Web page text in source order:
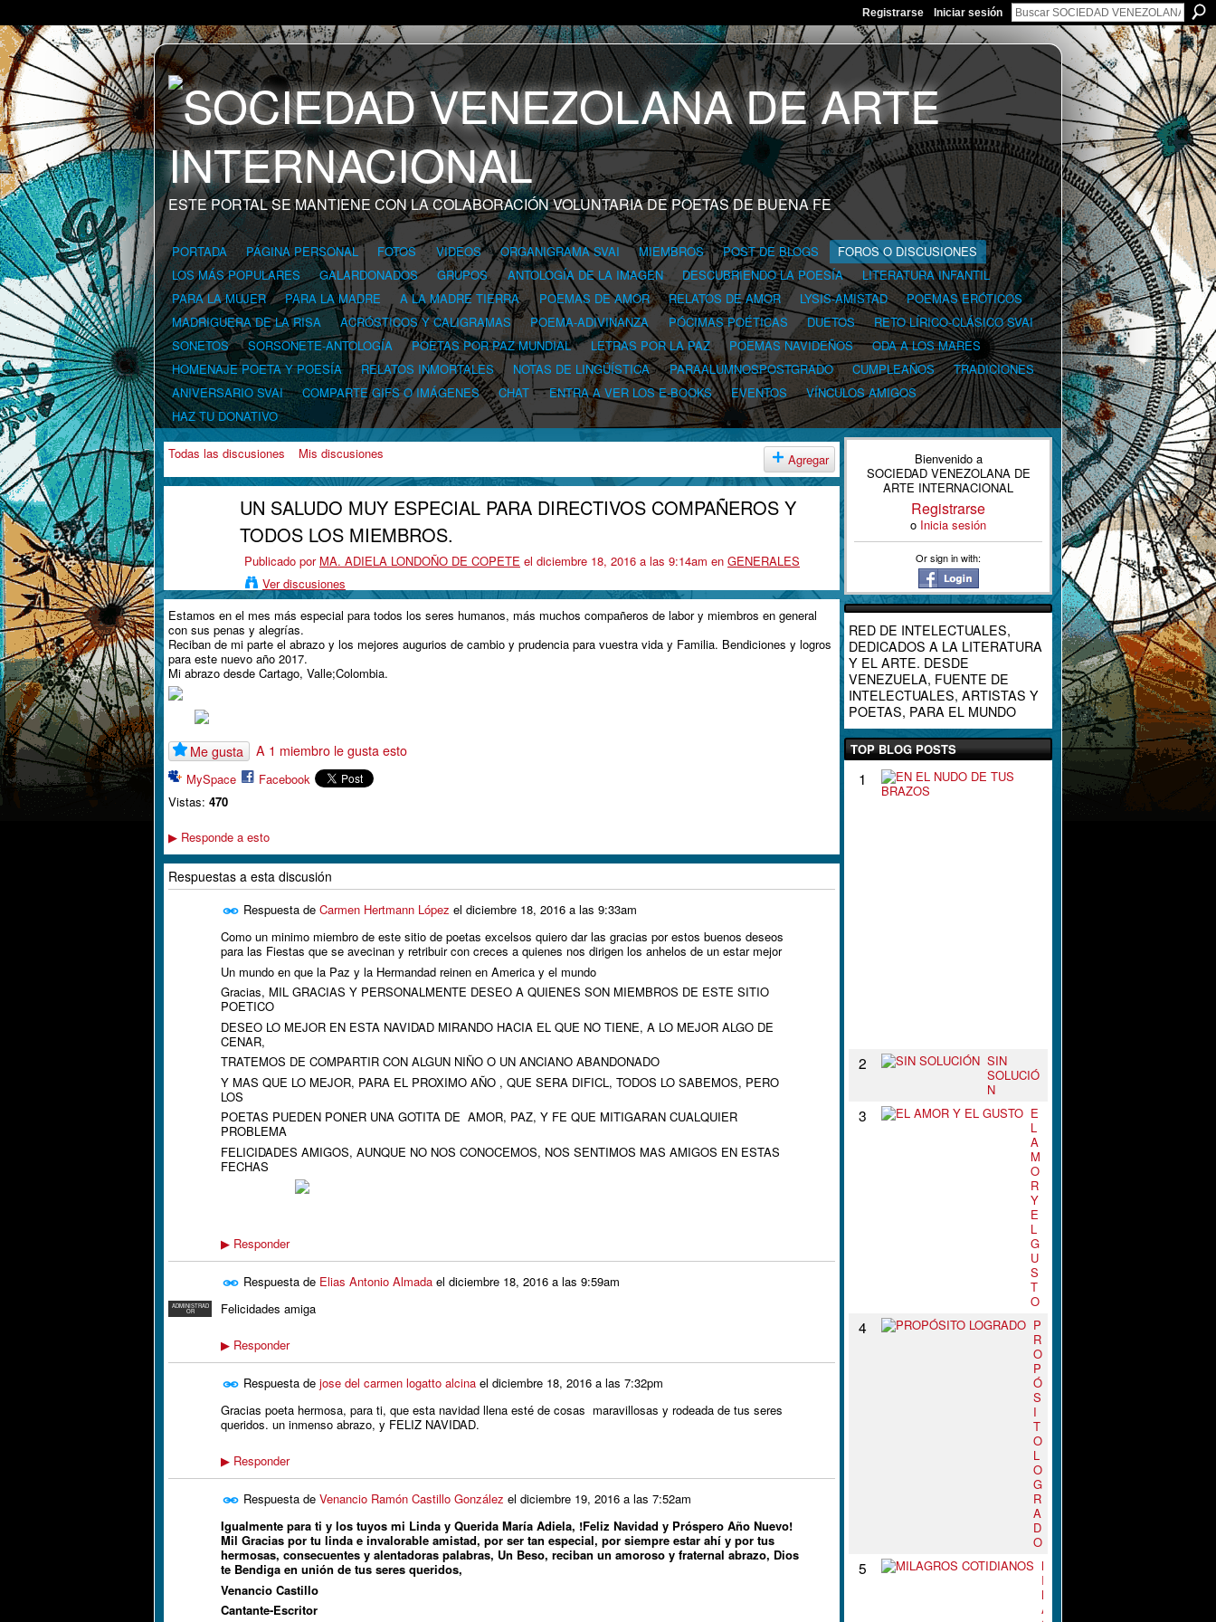
Registrarse Iniciar sesión
ESTE PORTAL SE MANTIENE CON LA COLABORACIÓN VOLUNTARIA DE POETAS DE BUENA FE
PORTADA PÁGINA PERSONAL FOTOS VIDEOS ORGANIGRAMA SVAI MIEMBROS POST DE BLOGS
FOROS O DISCUSIONES
LOS MÁS POPULARES
GALARDONADOS GRUPOS ANTOLOGÍA DE LA IMAGEN DESCUBRIENDO LA POESÍA
LITERATURA INFANTIL
PARA LA MUJER
PARA LA MADRE A LA MADRE TIERRA POEMAS DE AMOR RELATOS DE AMOR LYSIS-AMISTAD
POEMAS ERÓTICOS
MADRIGUERA DE LA RISA
ACRÓSTICOS Y CALIGRAMAS POEMA-ADIVINANZA PÓCIMAS POÉTICAS DUETOS
RETO LÍRICO-CLÁSICO SVAI
SONETOS
SORSONETE-ANTOLOGÍA POETAS POR PAZ MUNDIAL LETRAS POR LA PAZ POEMAS NAVIDEÑOS
ODA A LOS MARES
HOMENAJE POETA Y POESÍA
RELATOS INMORTALES NOTAS DE LINGÜÍSTICA PARAALUMNOSPOSTGRADO CUMPLEAÑOS
TRADICIONES
ANIVERSARIO SVAI
COMPARTE GIFS O IMÁGENES CHAT ENTRA A VER LOS E-BOOKS EVENTOS
VÍNCULOS AMIGOS
HAZ TU DONATIVO
Todas las discusiones Mis discusiones Agregar
UN SALUDO MUY ESPECIAL PARA DIRECTIVOS COMPAÑEROS Y
TODOS LOS MIEMBROS.
Publicado por MA. ADIELA LONDOÑO DE COPETE el diciembre 18, 2016 a las 9:14am en GENERALES
Ver discusiones
Estamos en el mes más especial para todos los seres humanos, más muchos compañeros de labor y miembros en general
con sus penas y alegrías.
Reciban de mi parte el abrazo y los mejores augurios de cambio y prudencia para vuestra vida y Familia. Bendiciones y logros
para este nuevo año 2017.
Mi abrazo desde Cartago, Valle;Colombia.
Me gusta A 1 miembro le gusta esto
MySpace
Facebook
Vistas: 470
▶ Responde a esto
Respuestas a esta discusión
Respuesta de Carmen Hertmann López el diciembre 18, 2016 a las 9:33am
Como un minimo miembro de este sitio de poetas excelsos quiero dar las gracias por estos buenos deseos
para las Fiestas que se avecinan y retribuir con creces a quienes nos dirigen los anhelos de un estar mejor
Un mundo en que la Paz y la Hermandad reinen en America y el mundo
Gracias, MIL GRACIAS Y PERSONALMENTE DESEO A QUIENES SON MIEMBROS DE ESTE SITIO
POETICO
DESEO LO MEJOR EN ESTA NAVIDAD MIRANDO HACIA EL QUE NO TIENE, A LO MEJOR ALGO DE
CENAR,
TRATEMOS DE COMPARTIR CON ALGUN NIÑO O UN ANCIANO ABANDONADO
Y MAS QUE LO MEJOR, PARA EL PROXIMO AÑO , QUE SERA DIFICL, TODOS LO SABEMOS, PERO
LOS
POETAS PUEDEN PONER UNA GOTITA DE AMOR, PAZ, Y FE QUE MITIGARAN CUALQUIER
PROBLEMA
FELICIDADES AMIGOS, AUNQUE NO NOS CONOCEMOS, NOS SENTIMOS MAS AMIGOS EN ESTAS
FECHAS
▶ Responder
ADMINISTRAD
OR
Respuesta de Elias Antonio Almada el diciembre 18, 2016 a las 9:59am
Felicidades amiga
▶ Responder
Respuesta de jose del carmen logatto alcina el diciembre 18, 2016 a las 7:32pm
Gracias poeta hermosa, para ti, que esta navidad llena esté de cosas maravillosas y rodeada de tus seres
queridos. un inmenso abrazo, y FELIZ NAVIDAD.
▶ Responder
Respuesta de Venancio Ramón Castillo González el diciembre 19, 2016 a las 7:52am
Igualmente para ti y los tuyos mi Linda y Querida María Adiela, !Feliz Navidad y Próspero Año Nuevo!
Mil Gracias por tu linda e invalorable amistad, por ser tan especial, por siempre estar ahí y por tus
hermosas, consecuentes y alentadoras palabras, Un Beso, reciban un amoroso y fraternal abrazo, Dios
te Bendiga en unión de tus seres queridos,
Venancio Castillo
Cantante-Escritor
Bienvenido a
SOCIEDAD VENEZOLANA DE
ARTE INTERNACIONAL
Registrarse
o Inicia sesión
Or sign in with:
RED DE INTELECTUALES,
DEDICADOS A LA LITERATURA
Y EL ARTE. DESDE
VENEZUELA, FUENTE DE
INTELECTUALES, ARTISTAS Y
POETAS, PARA EL MUNDO
TOP BLOG POSTS
1
2
SIN
SOLUCIÓ
N
3
E
L
A
M
O
R
Y
E
L
G
U
S
T
O
4
P
R
O
P
Ó
S
I
T
O
L
O
G
R
A
D
O
5
M
I
L
A